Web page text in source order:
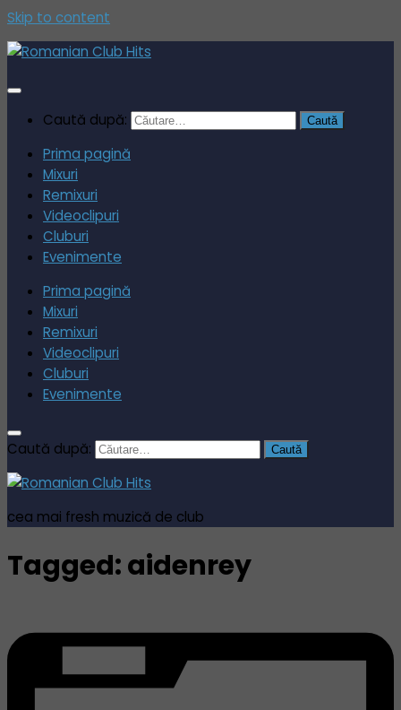
Skip to content
Caută după:
Prima pagină
Mixuri
Remixuri
Videoclipuri
Cluburi
Evenimente
Prima pagină
Mixuri
Remixuri
Videoclipuri
Cluburi
Evenimente
Caută după:
cea mai fresh muzică de club
Tagged:aidenrey